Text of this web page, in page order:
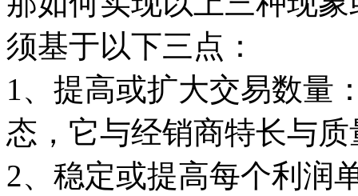
须基于以下三点：
1、提高或扩大交易数量
态，它与经销商特长与
2、稳定或提高每个利润